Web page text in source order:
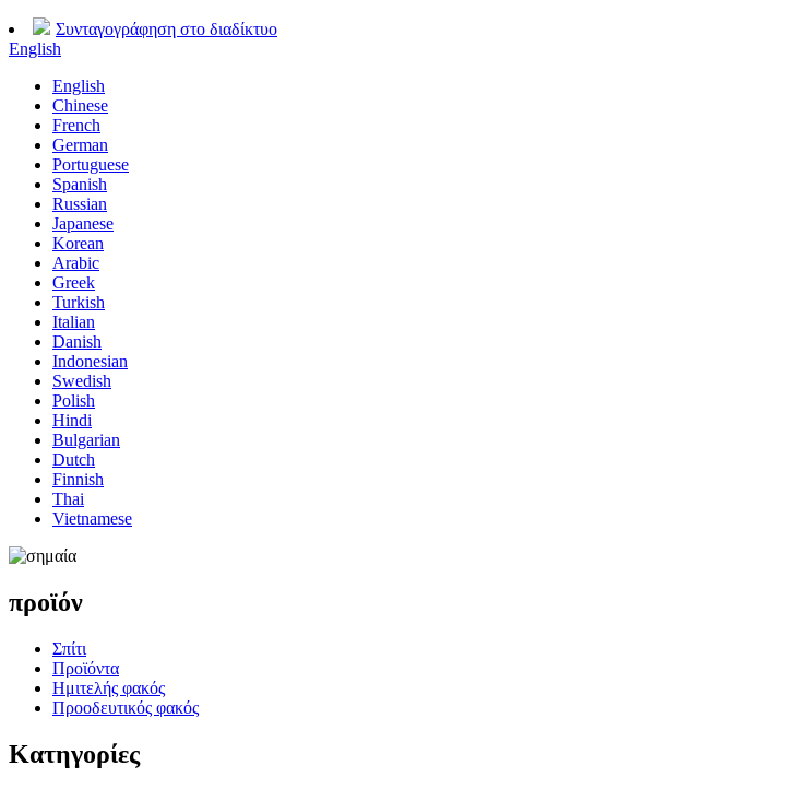
Συνταγογράφηση στο διαδίκτυο
English
English
Chinese
French
German
Portuguese
Spanish
Russian
Japanese
Korean
Arabic
Greek
Turkish
Italian
Danish
Indonesian
Swedish
Polish
Hindi
Bulgarian
Dutch
Finnish
Thai
Vietnamese
προϊόν
Σπίτι
Προϊόντα
Ημιτελής φακός
Προοδευτικός φακός
Κατηγορίες